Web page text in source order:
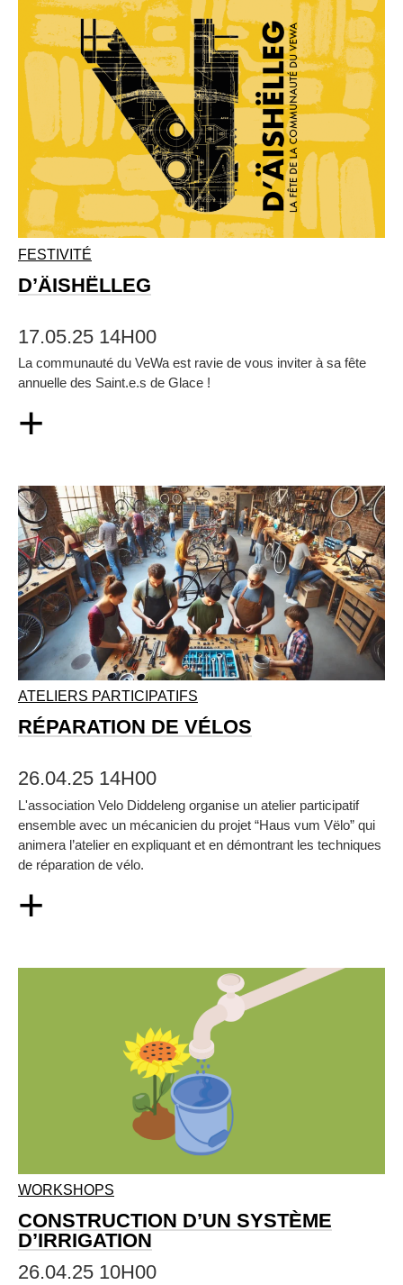
FESTIVITÉ
D’ÄISHËLLEG
17.05.25 14H00
La communauté du VeWa est ravie de vous inviter à sa fête
annuelle des Saint.e.s de Glace !
+
ATELIERS PARTICIPATIFS
RÉPARATION DE VÉLOS
26.04.25 14H00
L'association Velo Diddeleng organise un atelier participatif
ensemble avec un mécanicien du projet “Haus vum Vëlo” qui
animera l’atelier en expliquant et en démontrant les techniques
de réparation de vélo.
+
WORKSHOPS
CONSTRUCTION D’UN SYSTÈME
D’IRRIGATION
26.04.25 10H00